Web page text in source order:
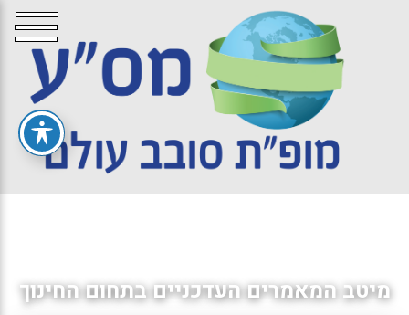
מיטב המאמרים העדכניים בתחום החינוך